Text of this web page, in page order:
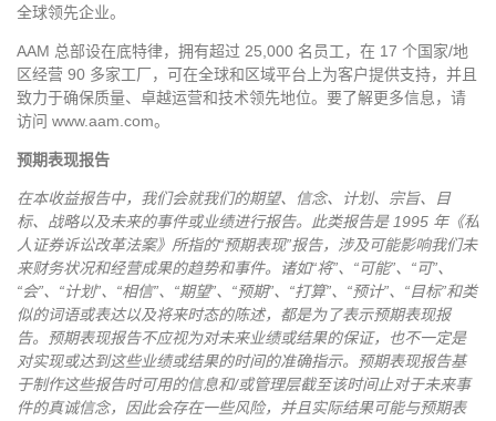
全球领先企业。
AAM 总部设在底特律，拥有超过 25,000 名员工，在 17 个国家/地
区经营 90 多家工厂，可在全球和区域平台上为客户提供支持，并且
致力于确保质量、卓越运营和技术领先地位。要了解更多信息，请
访问 www.aam.com。
预期表现报告
在本收益报告中，我们会就我们的期望、信念、计划、宗旨、目
标、战略以及未来的事件或业绩进行报告。此类报告是 1995 年《私
人证券诉讼改革法案》所指的“预期表现”报告，涉及可能影响我们未
来财务状况和经营成果的趋势和事件。诸如“将”、“可能”、“可”、
“会”、“计划”、“相信”、“期望”、“预期”、“打算”、“预计”、“目标”和类
似的词语或表达以及将来时态的陈述，都是为了表示预期表现报
告。预期表现报告不应视为对未来业绩或结果的保证，也不一定是
对实现或达到这些业绩或结果的时间的准确指示。预期表现报告基
于制作这些报告时可用的信息和/或管理层截至该时间止对于未来事
件的真诚信念，因此会存在一些风险，并且实际结果可能与预期表